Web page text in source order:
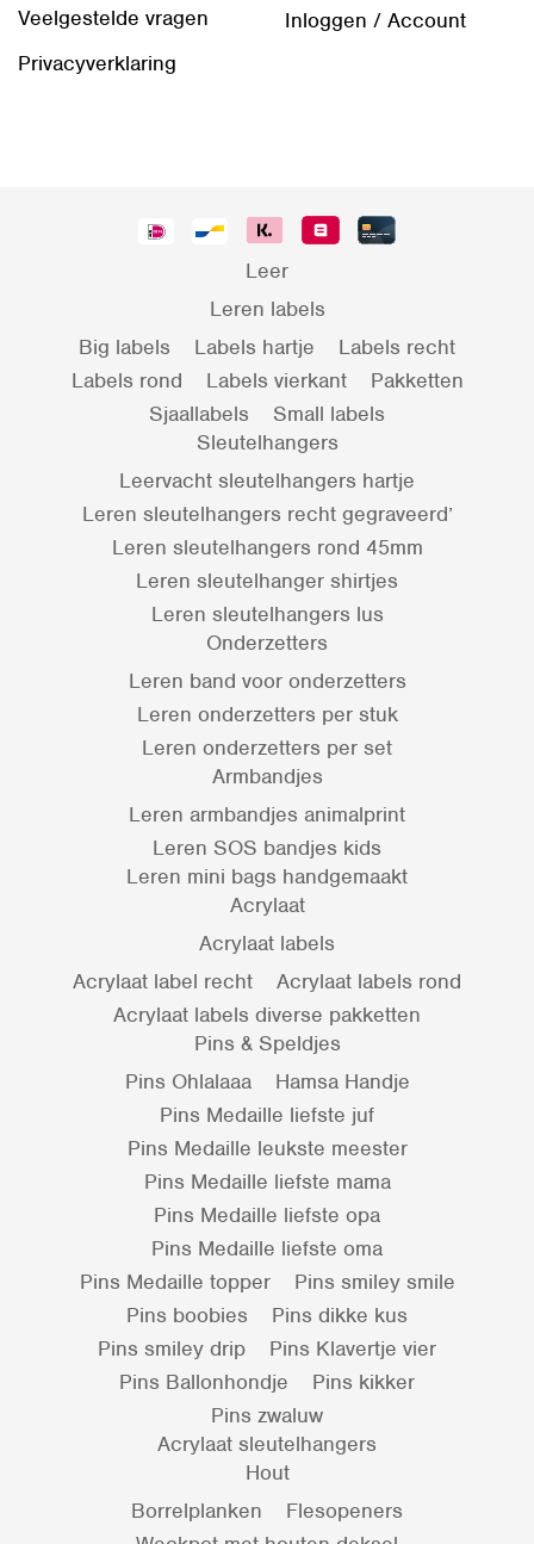
Veelgestelde vragen
Privacyverklaring
Inloggen / Account
Leer
Leren labels
Big labels
Labels hartje
Labels recht
Labels rond
Labels vierkant
Pakketten
Sjaallabels
Small labels
Sleutelhangers
Leervacht sleutelhangers hartje
Leren sleutelhangers recht gegraveerd’
Leren sleutelhangers rond 45mm
Leren sleutelhanger shirtjes
Leren sleutelhangers lus
Onderzetters
Leren band voor onderzetters
Leren onderzetters per stuk
Leren onderzetters per set
Armbandjes
Leren armbandjes animalprint
Leren SOS bandjes kids
Leren mini bags handgemaakt
Acrylaat
Acrylaat labels
Acrylaat label recht
Acrylaat labels rond
Acrylaat labels diverse pakketten
Pins & Speldjes
Pins Ohlalaaa
Hamsa Handje
Pins Medaille liefste juf
Pins Medaille leukste meester
Pins Medaille liefste mama
Pins Medaille liefste opa
Pins Medaille liefste oma
Pins Medaille topper
Pins smiley smile
Pins boobies
Pins dikke kus
Pins smiley drip
Pins Klavertje vier
Pins Ballonhondje
Pins kikker
Pins zwaluw
Acrylaat sleutelhangers
Hout
Borrelplanken
Flesopeners